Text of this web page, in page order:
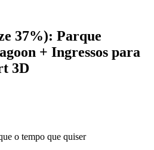
37%): Parque
+ Ingressos para
3D
o tempo que quiser